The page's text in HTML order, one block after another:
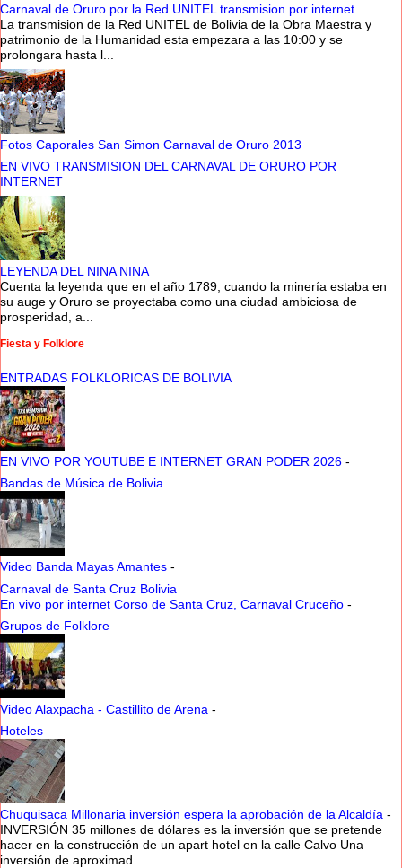
Carnaval de Oruro por la Red UNITEL transmision por internet
La transmision de la Red UNITEL de Bolivia de la Obra Maestra y
patrimonio de la Humanidad esta empezara a las 10:00 y se
prolongara hasta l...
Fotos Caporales San Simon Carnaval de Oruro 2013
EN VIVO TRANSMISION DEL CARNAVAL DE ORURO POR
INTERNET
LEYENDA DEL NINA NINA
Cuenta la leyenda que en el año 1789, cuando la minería estaba en
su auge y Oruro se proyectaba como una ciudad ambiciosa de
prosperidad, a...
Fiesta y Folklore
ENTRADAS FOLKLORICAS DE BOLIVIA
EN VIVO POR YOUTUBE E INTERNET GRAN PODER 2026 -
Bandas de Música de Bolivia
Video Banda Mayas Amantes -
Carnaval de Santa Cruz Bolivia
En vivo por internet Corso de Santa Cruz, Carnaval Cruceño -
Grupos de Folklore
Video Alaxpacha - Castillito de Arena -
Hoteles
Chuquisaca Millonaria inversión espera la aprobación de la Alcaldía -
INVERSIÓN 35 millones de dólares es la inversión que se pretende
hacer en la construcción de un apart hotel en la calle Calvo Una
inversión de aproximad...